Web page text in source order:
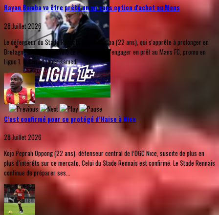
Rayan Bamba va être prêté un an sans option d'achat au Mans
28 Juillet 2026
Le défenseur du Stade Rennais Rayan Bamba (22 ans), qui s'apprête à prolonger en
Bretagne comme l'a révélé Le Parisien, va s'engager en prêt au Mans FC, promu en
Ligue 1. Il devrait jouer samedi...
C’est confirmé pour ce protégé d’Haise à Nice
28 Juillet 2026
Kojo Peprah Oppong (22 ans), défenseur central de l’OGC Nice, suscite de plus en
plus d’intérêts sur ce mercato. Celui du Stade Rennais est confirmé. Le Stade Rennais
continue de préparer ses...